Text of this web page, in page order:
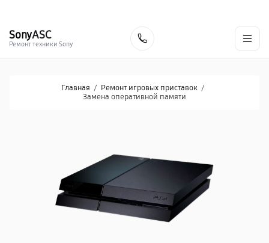
SonyASC
Ремонт техники Sony
Главная / Ремонт игровых приставок /
Замена оперативной памяти